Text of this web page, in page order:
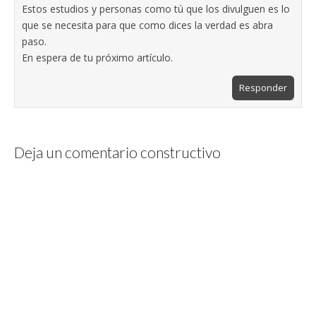
Estos estudios y personas como tú que los divulguen es lo
que se necesita para que como dices la verdad es abra
paso.
En espera de tu próximo artículo.
Responder
Deja un comentario constructivo